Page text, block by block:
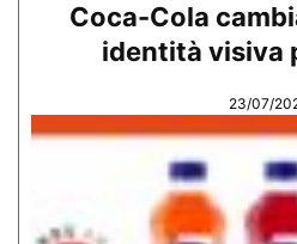
Coca-Cola
identità visiva
23/07/